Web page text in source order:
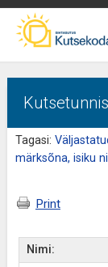
Tagasi:
märksõna, isiku
Print
Nimi: